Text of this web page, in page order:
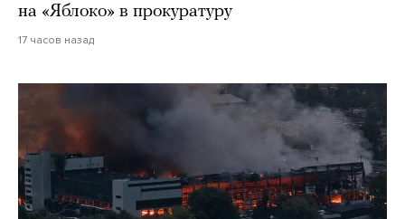
на «Яблоко» в прокуратуру
17 часов назад